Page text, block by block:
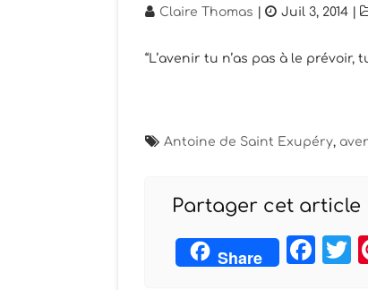
Claire Thomas Juil 3, 2014
“L’avenir tu n’as pas à le
Antoine de Saint Exupéry,
Partager cet article
Share